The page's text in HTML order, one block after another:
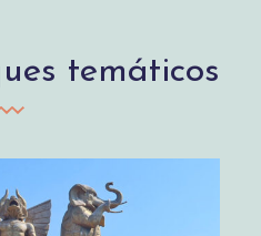
temáticos